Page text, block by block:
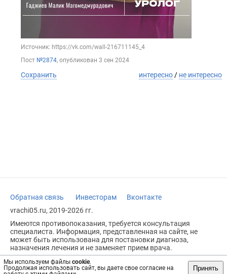
Мы используем файлы cookie.
Продолжая использовать сайт, вы даете свое согласие на
Принять
Источник: https://vk.com/wall-216711145_4
Пост №2874, опубликован 3 сен 2024
Сохранить интересно / не интересно
Обратная связь Инвесторам
Вконтакте
vrachi05.ru, 2019-2026 гг.
Имеются противопоказания, требуется консультация
специалиста. Информация, представленная на сайте, не
может быть использована для постановки диагноза,
назначения лечения и не заменяет прием врача.
Возрастное ограничение: 18+